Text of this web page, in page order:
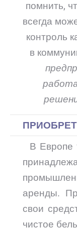
помнить,
всегда
контроль
в
В Европе
аренды.
свои
чистое